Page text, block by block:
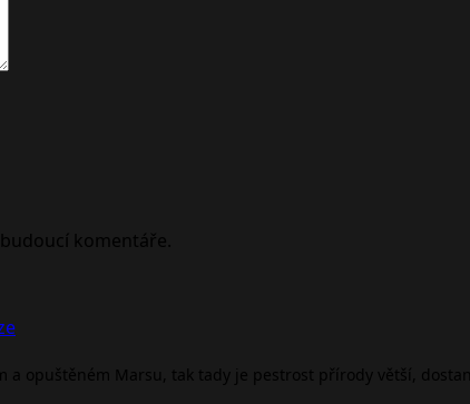
komentáře.
opuštěném Marsu, tak tady je pestrost přírody větší,